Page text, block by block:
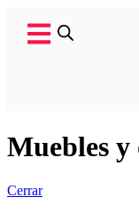
Muebles
Cerrar